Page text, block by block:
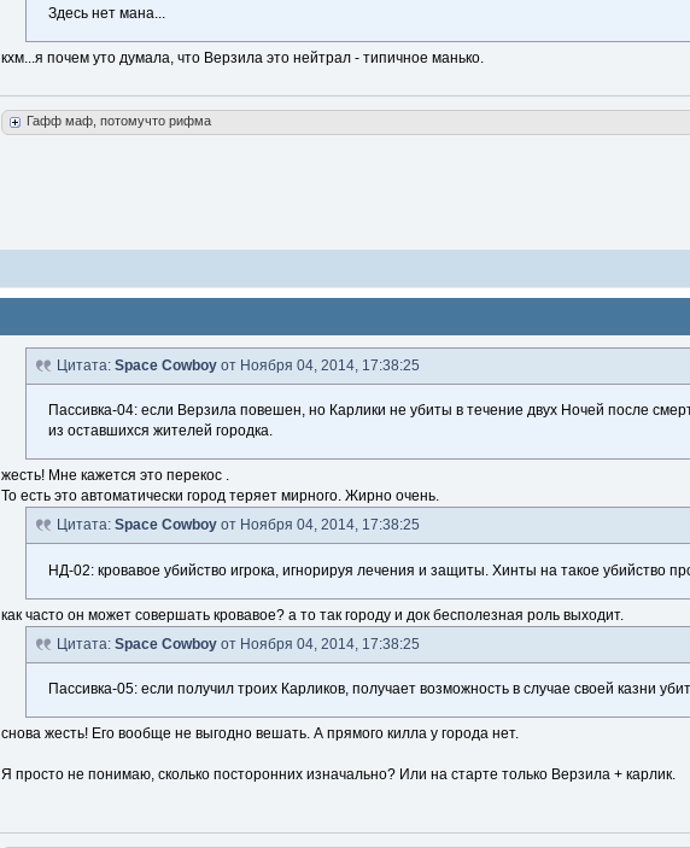
Здесь нет мана...
кхм...я почем уто думала, что Верзила это нейтрал - типичное манько.
Гафф маф, потомучто рифма
Цитата:Space Cowboy от Ноября 04, 2014, 17:38:25
Пассивка-04: если Верзила повешен, но Карлики не убиты в течение двух Ночей после
из оставшихся жителей городка.
жесть! Мне кажется это перекос .
То есть это автоматически город теряет мирного. Жирно очень.
Цитата:Space Cowboy от Ноября 04, 2014, 17:38:25
НД-02: кровавое убийство игрока, игнорируя лечения и защиты. Хинты на такое убийство
как часто он может совершать кровавое? а то так городу и док бесполезная роль выходит.
Цитата:Space Cowboy от Ноября 04, 2014, 17:38:25
Пассивка-05: если получил троих Карликов, получает возможность в случае своей казни
снова жесть! Его вообще не выгодно вешать. А прямого килла у города нет.
Я просто не понимаю, сколько посторонних изначально? Или на старте только Верзила + карлик.